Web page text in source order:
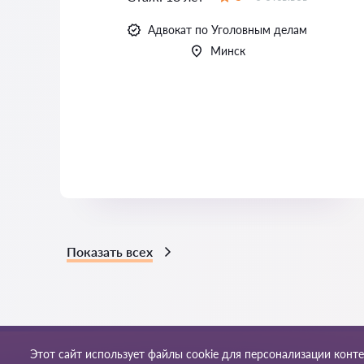
Адвокат по Уголовным делам
Минск
Показать всех
© 2026 Yur-24by Правила пользования
Этот сайт использует файлы cookie для персонализации